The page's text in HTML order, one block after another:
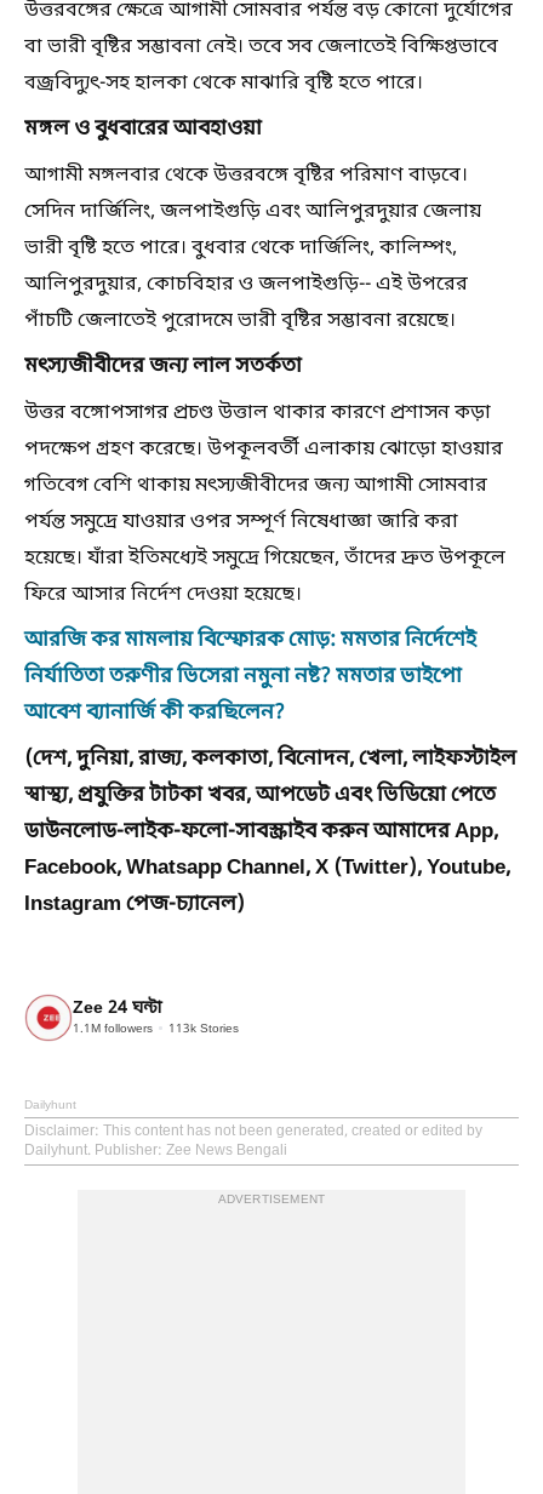
উত্তরবঙ্গের ক্ষেত্রে আগামী সোমবার পর্যন্ত বড় কোনো দুর্যোগের
বা ভারী বৃষ্টির সম্ভাবনা নেই। তবে সব জেলাতেই বিক্ষিপ্তভাবে
বজ্রবিদ্যুৎ-সহ হালকা থেকে মাঝারি বৃষ্টি হতে পারে।
মঙ্গল ও বুধবারের আবহাওয়া
আগামী মঙ্গলবার থেকে উত্তরবঙ্গে বৃষ্টির পরিমাণ বাড়বে।
সেদিন দার্জিলিং, জলপাইগুড়ি এবং আলিপুরদুয়ার জেলায়
ভারী বৃষ্টি হতে পারে। বুধবার থেকে দার্জিলিং, কালিম্পং,
আলিপুরদুয়ার, কোচবিহার ও জলপাইগুড়ি-- এই উপরের
পাঁচটি জেলাতেই পুরোদমে ভারী বৃষ্টির সম্ভাবনা রয়েছে।
মৎস্যজীবীদের জন্য লাল সতর্কতা
উত্তর বঙ্গোপসাগর প্রচণ্ড উত্তাল থাকার কারণে প্রশাসন কড়া
পদক্ষেপ গ্রহণ করেছে। উপকূলবর্তী এলাকায় ঝোড়ো হাওয়ার
গতিবেগ বেশি থাকায় মৎস্যজীবীদের জন্য আগামী সোমবার
পর্যন্ত সমুদ্রে যাওয়ার ওপর সম্পূর্ণ নিষেধাজ্ঞা জারি করা
হয়েছে। যাঁরা ইতিমধ্যেই সমুদ্রে গিয়েছেন, তাঁদের দ্রুত উপকূলে
ফিরে আসার নির্দেশ দেওয়া হয়েছে।
আরজি কর মামলায় বিস্ফোরক মোড়: মমতার নির্দেশেই
নির্যাতিতা তরুণীর ভিসেরা নমুনা নষ্ট? মমতার ভাইপো
আবেশ ব্যানার্জি কী করছিলেন?
(দেশ, দুনিয়া, রাজ্য, কলকাতা, বিনোদন, খেলা, লাইফস্টাইল
স্বাস্থ্য, প্রযুক্তির টাটকা খবর, আপডেট এবং ভিডিয়ো পেতে
ডাউনলোড-লাইক-ফলো-সাবস্ক্রাইব করুন আমাদের App,
Facebook, Whatsapp Channel, X (Twitter), Youtube,
Instagram পেজ-চ্যানেল)
Zee 24 ঘন্টা
1.1M followers 113k Stories
Dailyhunt
Disclaimer: This content has not been generated, created or edited by
Dailyhunt. Publisher: Zee News Bengali
ADVERTISEMENT